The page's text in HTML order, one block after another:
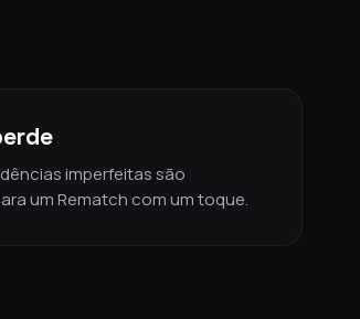
imperfeitas são
um Rematch com um toque.